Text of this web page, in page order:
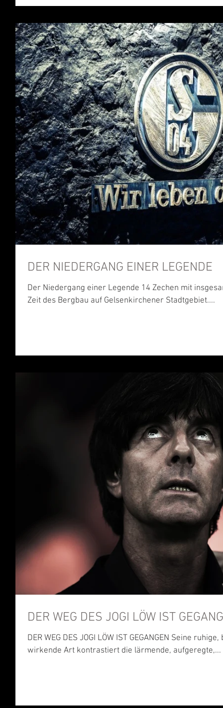
DER NIEDERGANG EINER LEGENDE
Der Niedergang einer Legende 14 Zechen mit
Zeit des Bergbau auf Gelsenkirchener Stadtgebiet....
DER WEG DES JOGI LÖW IST
DER WEG DES JOGI LÖW IST GEGANGEN Seine
wirkende Art kontrastiert die lärmende, aufgeregte,...